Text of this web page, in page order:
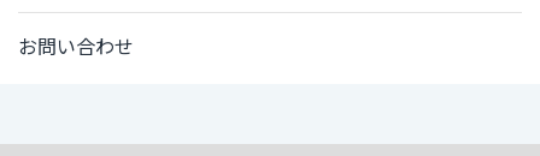
お問い合わせ